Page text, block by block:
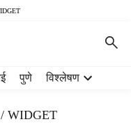
पुणे विश्लेषण
WIDGET